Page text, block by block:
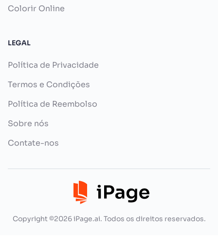
Colorir Online
LEGAL
Política de Privacidade
Termos e Condições
Política de Reembolso
Sobre nós
Contate-nos
Copyright ©2026 iPage.ai. Todos os direitos reservados.